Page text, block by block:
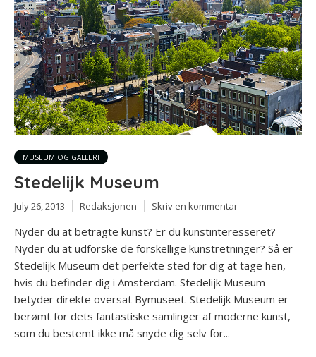
MUSEUM OG GALLERI
Stedelijk Museum
July 26, 2013 Redaksjonen Skriv en kommentar
Nyder du at betragte kunst? Er du kunstinteresseret?
Nyder du at udforske de forskellige kunstretninger? Så er
Stedelijk Museum det perfekte sted for dig at tage hen,
hvis du befinder dig i Amsterdam. Stedelijk Museum
betyder direkte oversat Bymuseet. Stedelijk Museum er
berømt for dets fantastiske samlinger af moderne kunst,
som du bestemt ikke må snyde dig selv for...